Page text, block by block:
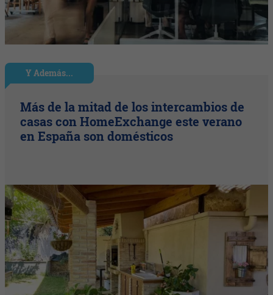
Y Además...
Más de la mitad de los intercambios de
casas con HomeExchange este verano
en España son domésticos